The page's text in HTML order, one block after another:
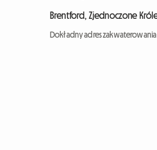
Brentford, Zjednoczone
Dokładny adres